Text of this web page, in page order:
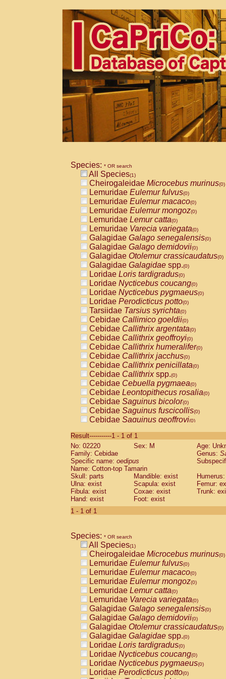
Species: * OR search
All Species(1)
Cheirogaleidae Microcebus murinus(0)
Lemuridae Eulemur fulvus(0)
Lemuridae Eulemur macaco(0)
Lemuridae Eulemur mongoz(0)
Lemuridae Lemur catta(0)
Lemuridae Varecia variegata(0)
Galagidae Galago senegalensis(0)
Galagidae Galago demidovii(0)
Galagidae Otolemur crassicaudatus(0)
Galagidae Galagidae spp.(0)
Loridae Loris tardigradus(0)
Loridae Nycticebus coucang(0)
Loridae Nycticebus pygmaeus(0)
Loridae Perodicticus potto(0)
Tarsiidae Tarsius syrichta(0)
Cebidae Callimico goeldii(0)
Cebidae Callithrix argentata(0)
Cebidae Callithrix geoffroyi(0)
Cebidae Callithrix humeralifer(0)
Cebidae Callithrix jacchus(0)
Cebidae Callithrix penicillata(0)
Cebidae Callithrixspp.(0)
Cebidae Cebuella pygmaea(0)
Cebidae Leontopithecus rosalia(0)
Cebidae Saguinus bicolor(0)
Cebidae Saguinus fuscicollis(0)
Cebidae Saguinus geoffroyi(0)
CebidaeSaguinus labiatus(0)
Cebidae Saguinus leucopus (0)
Cebidae
CebidaeSaguinus mystax
Cebidae Saguinus nigricollis (0)
Cebidae Saguinus oedipus
Cebidae Saguinus weddelli
Cebidae Saguinusspp.
Cebidae
CebidaeCebus capucinus
CebidaeCebus nigrivittatus
CebidaeCebus spp.(0)
CebidaeSaimiri boliviensis(0)
CebidaeSaimiri sciureus(0)
AtelidaeAlouatta caraya(0)
AtelidaeAlouatta fusca(0)
AtelidaeAlouatta seniculus(0)
AtelidaeAlouattaspp.(0)
AtelidaeAteles belzebuth(0)
AtelidaeAteles geoffroyi(0)
AtelidaeAteles paniscus(0)
AtelidaeAtelesspp.(0)
AtelidaeLagothrix lagothricha(0)
AtelidaeLagothrix lagothricha cana
PitheciidaeCacajao calvus
Result-----------1 - 1 of 1
No: 02220
Sex: M
Age:
Family: Cebidae
Genus:
Specific name: oedipus
Name: Cotton-top Tamarin
Skull: parts
Mandible: exist
Ulna: exist
Scapula: exist
Femur:
Fibula: exist
Coxae: exist
Trunk:
Hand: exist
Foot: exist
1 - 1 of 1
Species: * OR search
All Species(1)
Cheirogaleidae Microcebus murinus(0)
Lemuridae Eulemur fulvus(0)
Lemuridae Eulemur macaco(0)
Lemuridae Eulemur mongoz(0)
Lemuridae Lemur catta(0)
Lemuridae Varecia variegata(0)
Galagidae Galago senegalensis(0)
Galagidae Galago demidovii(0)
Galagidae Otolemur crassicaudatus(0)
Galagidae Galagidae spp.(0)
Loridae Loris tardigradus(0)
Loridae Nycticebus coucang(0)
Loridae Nycticebus pygmaeus(0)
Loridae Perodicticus potto(0)